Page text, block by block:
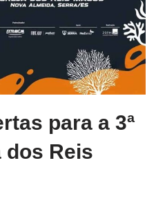
para a 3ª
dos Reis